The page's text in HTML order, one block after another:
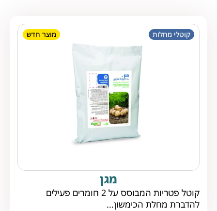
קוטלי מחלות מוצר חדש
מגן
קוטל פטריות המבוסס על 2 חומרים פעילים
להדברת מחלת הכימשון...